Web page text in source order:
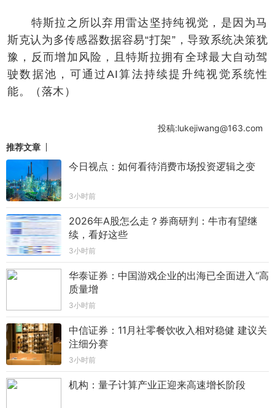
特斯拉之所以弃用雷达坚持纯视觉，是因为马
斯克认为多传感器数据容易“打架”，导致系统决策犹
豫，反而增加风险，且特斯拉拥有全球最大自动驾
驶数据池，可通过AI算法持续提升纯视觉系统性
能。（落木）
投稿:lukejiwang@163.com
推荐文章
今日视点：如何看待消费市场投资逻辑之变
3小时前
2026年A股怎么走？券商研判：牛市有望继
续，看好这些
3小时前
华泰证券：中国游戏企业的出海已全面进入“高
质量增
3小时前
中信证券：11月社零餐饮收入相对稳健 建议关
注细分赛
3小时前
机构：量子计算产业正迎来高速增长阶段